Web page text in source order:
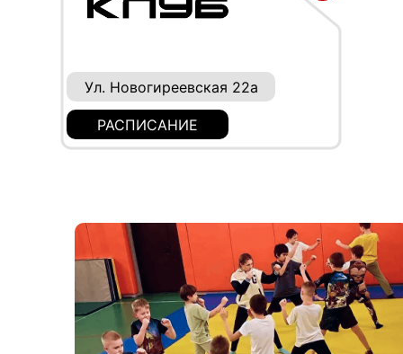
Ул. Новогиреевская 22а
РАСПИСАНИЕ